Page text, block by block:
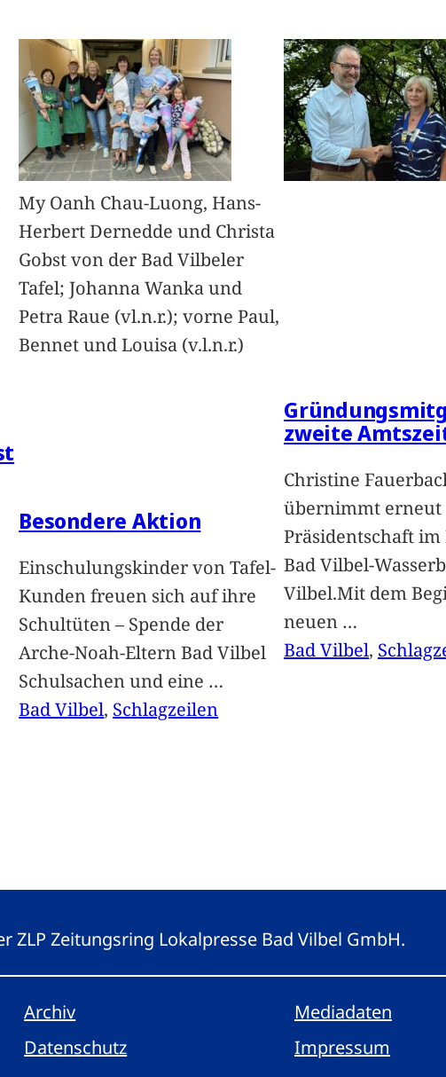
My Oanh Chau-Luong, Hans-
Herbert Dernedde und Christa
Gobst von der Bad Vilbeler
Tafel; Johanna Wanka und
Petra Raue (vl.n.r.); vorne Paul,
Bennet und Louisa (v.l.n.r.)
Besondere Aktion
Einschulungskinder von Tafel-
Kunden freuen sich auf ihre
Schultüten – Spende der
Arche-Noah-Eltern Bad Vilbel
Schulsachen und eine …
Bad Vilbel, Schlagzeilen
zweite
Christine
übernimmt erneut
Präsidentschaft im
Bad Vilbel-
Vilbel.Mit dem
neuen …
Bad Vilbel,
ZLP Zeitungsring Lokalpresse Bad Vilbel GmbH.
Archiv Mediadaten
Datenschutz Impressum